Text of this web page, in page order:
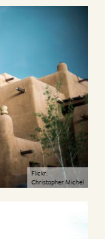
Flickr:
Christopher Michel